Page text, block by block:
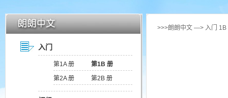
入门
第1A 册
第1B 册
第2A 册
第2B 册
>>>朗朗中文 —> 入门